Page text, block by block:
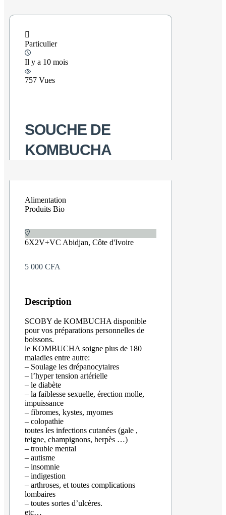
Particulier
Il y a 10 mois
757 Vues
SOUCHE DE
KOMBUCHA
Alimentation
Produits Bio
6X2V+VC Abidjan, Côte d'Ivoire
5 000 CFA
Description
SCOBY de KOMBUCHA disponible
pour vos préparations personnelles de
boissons.
le KOMBUCHA soigne plus de 180
maladies entre autre:
– Soulage les drépanocytaires
– l’hyper tension artérielle
– le diabète
– la faiblesse sexuelle, érection molle,
impuissance
– fibromes, kystes, myomes
– colopathie
toutes les infections cutanées (gale ,
teigne, champignons, herpès …)
– trouble mental
– autisme
– insomnie
– indigestion
– arthroses, et toutes complications
lombaires
– toutes sortes d’ulcères.
etc…